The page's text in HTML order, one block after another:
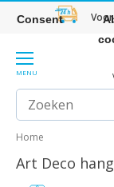
MENU
Home
Art Deco
Consent